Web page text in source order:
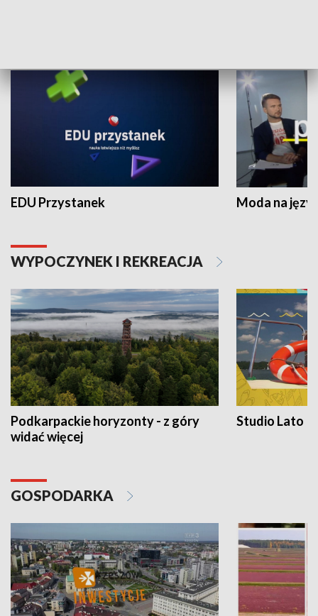
EDU Przystanek Moda na
WYPOCZYNEK I REKREACJA
Podkarpackie horyzonty - z góry
widać więcej
Studio Lato
GOSPODARKA